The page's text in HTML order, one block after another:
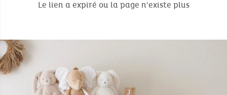
Le lien a expiré ou la page n'existe plus